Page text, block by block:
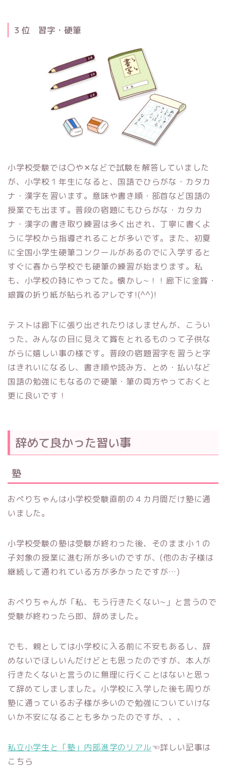
３位 習字・硬筆
小学校受験では〇や✕などで試験を解答していました
が、小学校１年生になると、国語でひらがな・カタカ
ナ・漢字を習います。意味や書き順・部首など国語の
授業でも出ます。普段の宿題にもひらがな・カタカ
ナ・漢字の書き取り練習は多く出され、丁寧に書くよ
うに学校から指導されることが多いです。また、初夏
に全国小学生硬筆コンクールがあるのでに入学すると
すぐに春から学校でも硬筆の練習が始まります。私
も、小学校の時にやってた。懐かし~！！廊下に金賞・
銀賞の折り紙が貼られるアレです!(^^)!
テストは廊下に張り出されたりはしませんが、こうい
った、みんなの目に見えて賞をとれるものって子供な
がらに嬉しい事の様です。普段の宿題習字を習うと字
はきれいになるし、書き順や読み方、とめ・払いなど
国語の勉強にもなるので硬筆・筆の両方やっておくと
更に良いです！
辞めて良かった習い事
塾
おぺりちゃんは小学校受験直前の４カ月間だけ塾に通
いました。
小学校受験の塾は受験が終わった後、そのまま小１の
子対象の授業に進む所が多いのですが、(他のお子様は
継続して通われている方が多かったですが…)
おぺりちゃんが「私、もう行きたくない~」と言うので
受験が終わったら即、辞めました。
でも、親としては小学校に入る前に不安もあるし、辞
めないでほしいんだけどとも思ったのですが、本人が
行きたくないと言うのに無理に行くことはないと思っ
て辞めてしましました。小学校に入学した後も周りが
塾に通っているお子様が多いので勉強についていけな
いか不安になることも多かったのですが、、、
私立小学生と「塾」内部進学のリアル☜詳しい記事は
こちら